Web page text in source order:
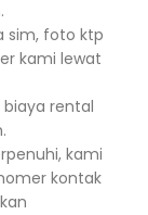
sim, foto ktp
kami lewat
rental
kami
kontak